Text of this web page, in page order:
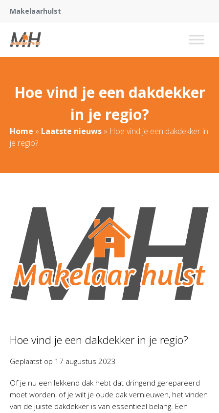
Makelaarhulst
Hoe vind je een dakdekker
in je regio?
Home » Laatste nieuws » Hoe vind je een dakdekker in
je regio?
Hoe vind je een dakdekker in je regio?
Geplaatst op 17 augustus 2023
Of je nu een lekkend dak hebt dat dringend gerepareerd
moet worden, of je wilt je oude dak vernieuwen, het vinden
van de juiste dakdekker is van essentieel belang. Een